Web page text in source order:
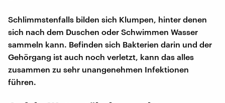
Schlimmstenfalls bilden sich Klumpen, hinter denen
sich nach dem Duschen oder Schwimmen Wasser
sammeln kann. Befinden sich Bakterien darin und der
Gehörgang ist auch noch verletzt, kann das alles
zusammen zu sehr unangenehmen Infektionen
führen.